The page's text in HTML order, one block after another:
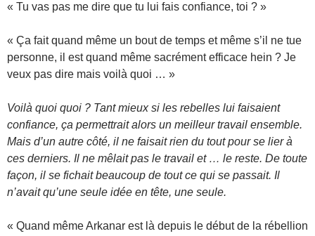
« Tu vas pas me dire que tu lui fais confiance, toi ? »
« Ça fait quand même un bout de temps et même s’il ne tue
personne, il est quand même sacrément efficace hein ? Je
veux pas dire mais voilà quoi … »
Voilà quoi quoi ? Tant mieux si les rebelles lui faisaient
confiance, ça permettrait alors un meilleur travail ensemble.
Mais d’un autre côté, il ne faisait rien du tout pour se lier à
ces derniers. Il ne mêlait pas le travail et … le reste. De toute
façon, il se fichait beaucoup de tout ce qui se passait. Il
n’avait qu’une seule idée en tête, une seule.
« Quand même Arkanar est là depuis le début de la rébellion